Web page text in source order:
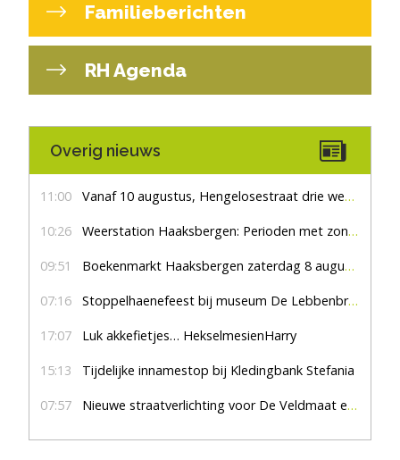
Familieberichten
RH Agenda
Overig nieuws
11:00 Vanaf 10 augustus, Hengelosestraat drie weken dicht voor doorgaand verkeer
10:26 Weerstation Haaksbergen: Perioden met zon en droog
09:51 Boekenmarkt Haaksbergen zaterdag 8 augustus, marktplein Haaksbergen
07:16 Stoppelhaenefeest bij museum De Lebbenbrugge
17:07 Luk akkefietjes… HekselmesienHarry
15:13 Tijdelijke innamestop bij Kledingbank Stefania
07:57 Nieuwe straatverlichting voor De Veldmaat en De Pas